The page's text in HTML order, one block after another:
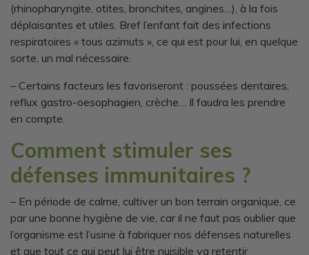
(rhinopharyngite, otites, bronchites, angines…), à la fois
déplaisantes et utiles. Bref l’enfant fait des infections
respiratoires « tous azimuts », ce qui est pour lui, en quelque
sorte, un mal nécessaire.
– Certains facteurs les favoriseront : poussées dentaires,
reflux gastro-oesophagien, crèche… Il faudra les prendre
en compte.
Comment stimuler ses
défenses immunitaires ?
– En période de calme, cultiver un bon terrain organique, ce
par une bonne hygiène de vie, car il ne faut pas oublier que
l’organisme est l’usine à fabriquer nos défenses naturelles
et que tout ce qui peut lui être nuisible va retentir